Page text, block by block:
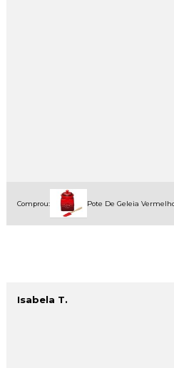
Comprou: Pote De Geleia
Isabela T.